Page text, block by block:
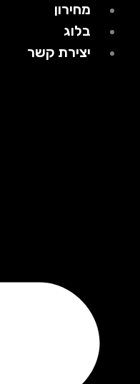
מחירון
בלוג
יצירת קשר